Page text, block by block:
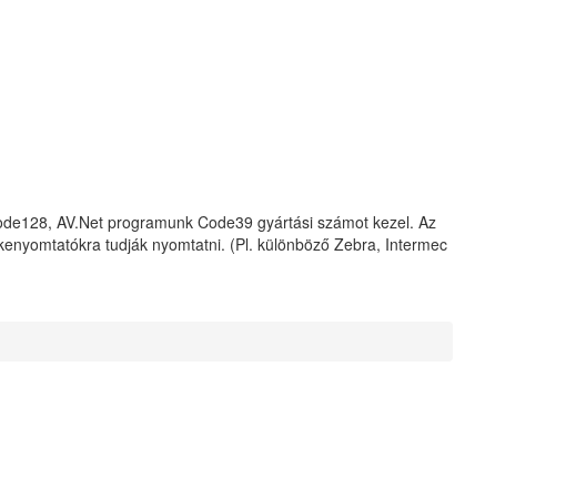
AV.Net programunk Code39 gyártási számot kezel. Az
tudják nyomtatni. (Pl. különböző Zebra, Intermec